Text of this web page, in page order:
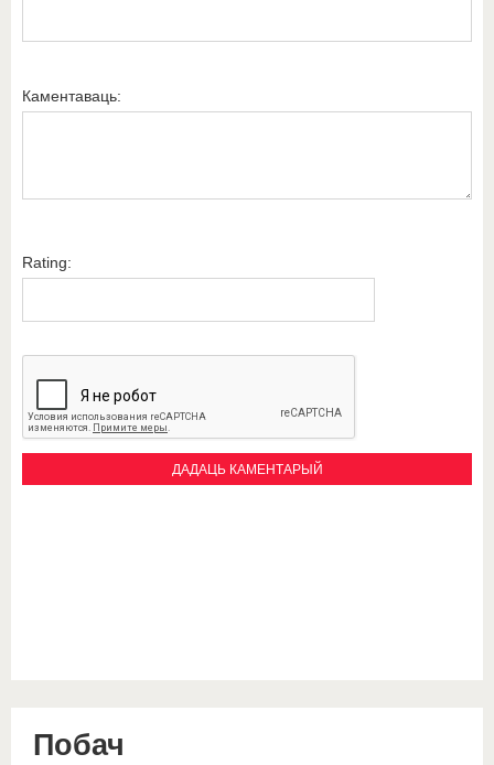
Каментаваць:
Rating:
Побач